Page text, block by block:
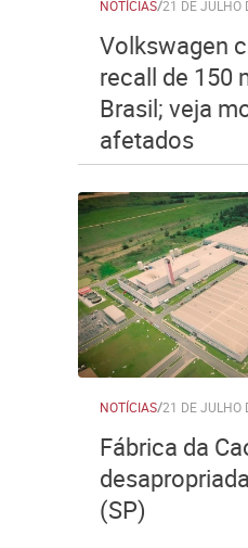
NOTÍCIAS/21 DE JULHO
Volkswagen
recall de 150
Brasil; veja
afetados
NOTÍCIAS/21 DE JULHO
Fábrica da
(SP)